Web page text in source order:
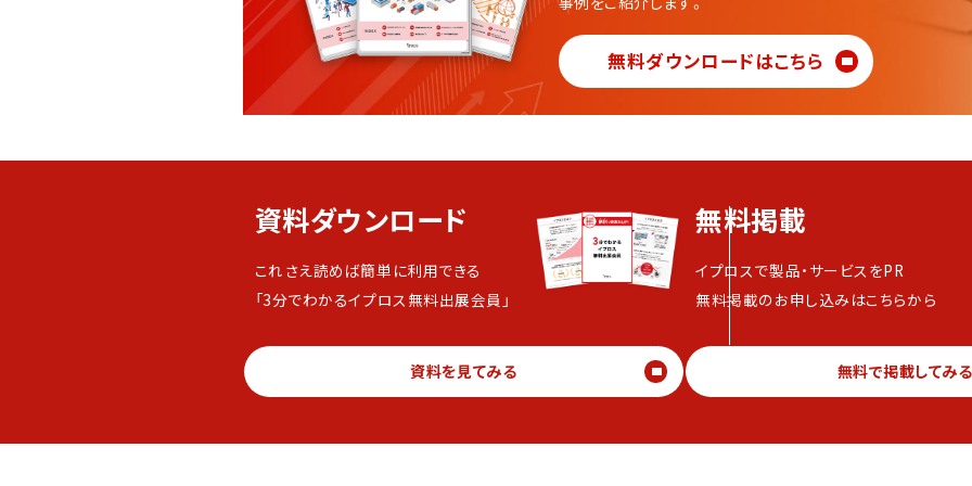
無料ダウンロードはこちら
資料ダウンロード
これさえ読めば簡単に利用できる
「3分でわかるイプロス無料出展会員」
資料を見てみる
無料掲載
イプロスで製品・サービスをPR
無料掲載のお申し込みはこちらから
無料で掲載してみる